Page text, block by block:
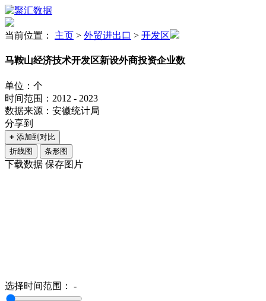
当前位置： 主页 > 外贸进出口 > 开发区
马鞍山经济技术开发区新设外商投资企业数
单位：个
时间范围：2012 - 2023
数据来源：安徽统计局
分享到
+ 添加到对比
折线图
条形图
下载数据 保存图片
选择时间范围： -